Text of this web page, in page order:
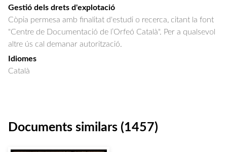
Gestió dels drets d'explotació
Còpia permesa amb finalitat d'estudi o recerca, citant la font
"Centre de Documentació de l’Orfeó Català". Per a qualsevol
altre ús cal demanar autorització.
Idiomes
Català
Documents similars (1457)